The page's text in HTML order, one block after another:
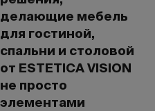
делающие мебель
для гостиной,
спальни и столовой
от ESTETICA VISION
не просто
элементами